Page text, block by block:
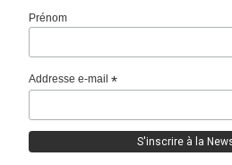
Prénom
Addresse e-mail*